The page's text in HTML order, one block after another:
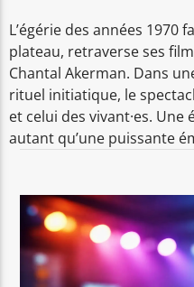
L’égérie des années
plateau, retraverse ses
Chantal Akerman. Dans
rituel initiatique, le
et celui des vivant·es.
autant qu’une puissante